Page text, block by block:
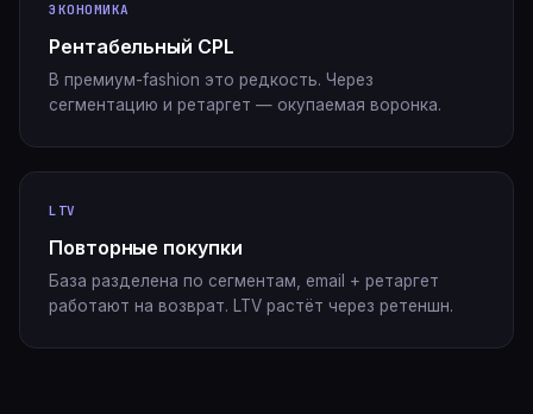
ЭКОНОМИКА
Рентабельный CPL
В премиум-fashion это редкость. Через
сегментацию и ретаргет — окупаемая воронка.
LTV
Повторные покупки
База разделена по сегментам, email + ретаргет
работают на возврат. LTV растёт через ретеншн.